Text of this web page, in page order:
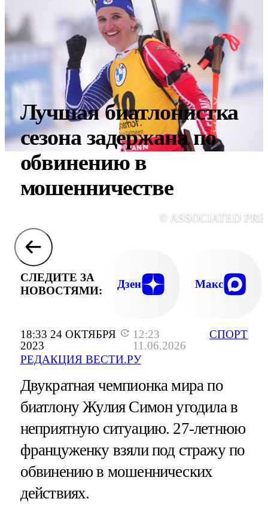
18:33 24 ОКТЯБРЯ
2023
12:23
11.06.2026
РЕДАКЦИЯ ВЕСТИ.РУ
СПОРТ
Лучшая биатлонистка
сезона задержана по
обвинению в
мошенничестве
© ASSOCIATED
СЛЕДИТЕ ЗА
НОВОСТЯМИ:
Дзен Макс
Двукратная чемпионка мира по
биатлону Жулия Симон угодила в
неприятную ситуацию. 27-летнюю
француженку взяли под стражу по
обвинению в мошеннических
действиях.